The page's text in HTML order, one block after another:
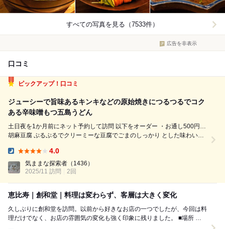
すべての写真を見る（7533件）
広告を非表示
口コミ
ピックアップ！口コミ
ジューシーで旨味あるキンキなどの原始焼きにつるつるでコク
ある辛味噌もつ五島うどん
土日夜を1か月前にネット予約して訪問 以下をオーダー ・お通し500円…
胡麻豆腐 ぷるぷるでクリーミーな豆腐でごまのしっかり とした味わいと
4.0
気ままな探索者 （1436）
2025/11 訪問
2回
恵比寿｜創和堂｜料理は変わらず、客層は大きく変化
久しぶりに創和堂を訪問。以前から好きなお店の一つでしたが、今回は料
理だけでなく、お店の雰囲気の変化も強く印象に残りました。 ■場所 恵